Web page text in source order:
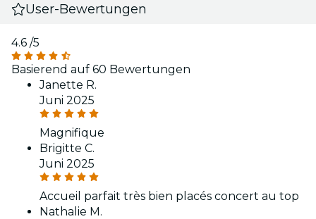
User-Bewertungen
4.6 /5
Basierend auf 60 Bewertungen
Janette R.
Juni 2025
Magnifique
Brigitte C.
Juni 2025
Accueil parfait très bien placés concert au top
Nathalie M.